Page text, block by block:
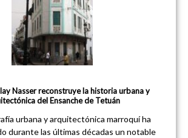
Nasser reconstruye la historia urbana y
del Ensanche de Tetuán
urbana y arquitectónica marroquí ha
durante las últimas décadas un notable